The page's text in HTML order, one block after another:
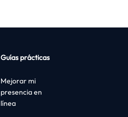
Guías prácticas
Mejorar mi
presencia en
línea